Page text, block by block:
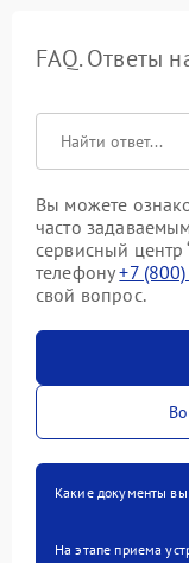
FAQ. Ответы
Вы можете
часто
сервисный центр
телефону+7
свой вопрос.
Какие документы вы
На этапе приема